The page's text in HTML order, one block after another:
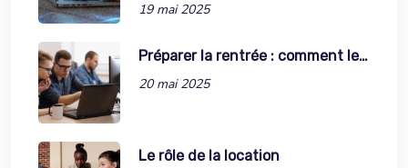
19 mai 2025
Préparer la rentrée : comment le…
20 mai 2025
Le rôle de la location